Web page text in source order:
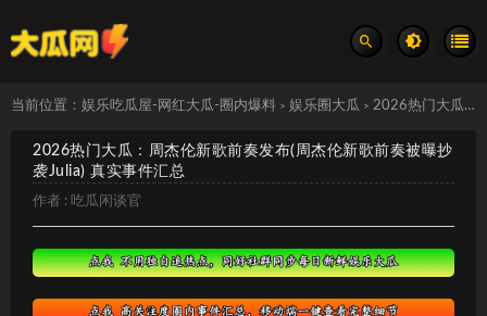
当前位置： 娱乐吃瓜屋-网红大瓜-圈内爆料 > 娱乐圈大瓜 > 2026热门大瓜：周杰伦新歌前奏发布(周杰伦新歌前奏被曝抄袭Julia) 真实事件汇总
2026热门大瓜：周杰伦新歌前奏发布(周杰伦新歌前奏被曝抄
袭Julia) 真实事件汇总
作者 : 吃瓜闲谈官